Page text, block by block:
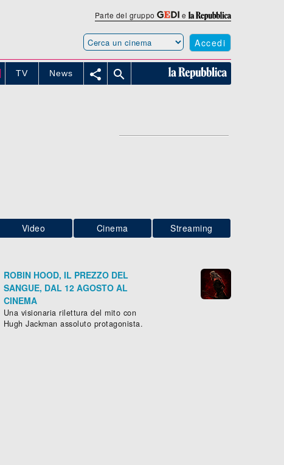
Parte del gruppo e
Accedi
TV News  
Video Cinema Streaming
ROBIN HOOD, IL PREZZO DEL
SANGUE, DAL 12 AGOSTO AL
CINEMA
Una visionaria rilettura del mito con
Hugh Jackman assoluto protagonista.